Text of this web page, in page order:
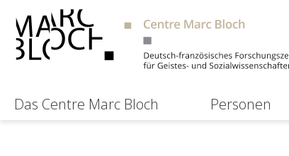
Das Centre Marc Bloch Personen